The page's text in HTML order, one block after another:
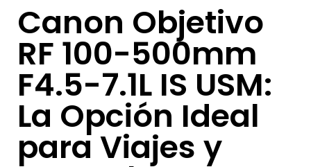
Canon Objetivo
RF 100-500mm
F4.5-7.1L IS USM:
La Opción Ideal
para Viajes y